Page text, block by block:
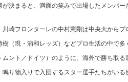
が決まると、満面の笑みで出場したメンバー
川崎フロンターレの中村憲剛は中央大からプ
樹（現・浦和レッズ）などプロ生活の中で
ムント／ドイツ）のように、海外で勝ち取る
鳴り物入りで入団するスター選手たちがいる